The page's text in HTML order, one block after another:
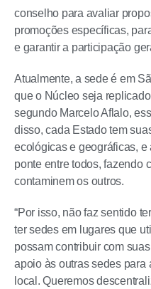
conselho para avaliar
promoções específicas,
e garantir a participação
Atualmente, a sede é em
que o Núcleo seja
segundo Marcelo Aflalo,
disso, cada Estado tem
ecológicas e geográficas,
ponte entre todos, fazendo
contaminem os outros.
“Por isso, não faz sentido
ter sedes em lugares que
possam contribuir com
apoio às outras sedes
local. Queremos